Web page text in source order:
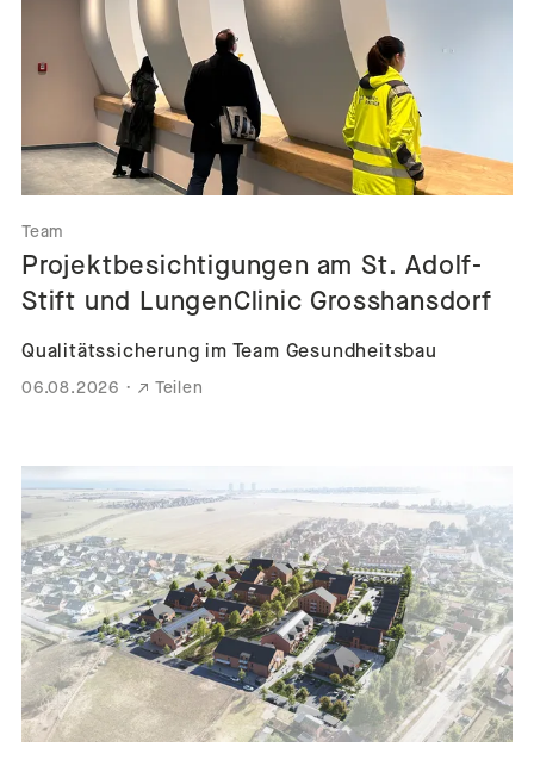
Team
Projektbesichtigungen am St. Adolf-
Stift und LungenClinic Grosshansdorf
Qualitätssicherung im Team Gesundheitsbau
06.08.2026 · Teilen